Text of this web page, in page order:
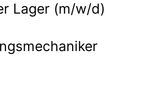
Lager (m/w/d)